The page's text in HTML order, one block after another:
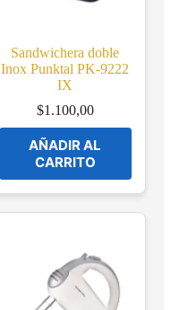
Sandwichera doble
Inox Punktal PK-9222
IX
$1.100,00
AÑADIR AL
CARRITO